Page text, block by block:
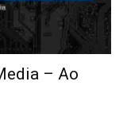
– Ao